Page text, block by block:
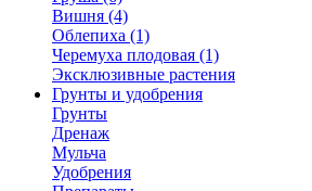
Вишня (4)
Облепиха (1)
Черемуха плодовая (1)
Эксклюзивные растения
Грунты и удобрения
Грунты
Дренаж
Мульча
Удобрения